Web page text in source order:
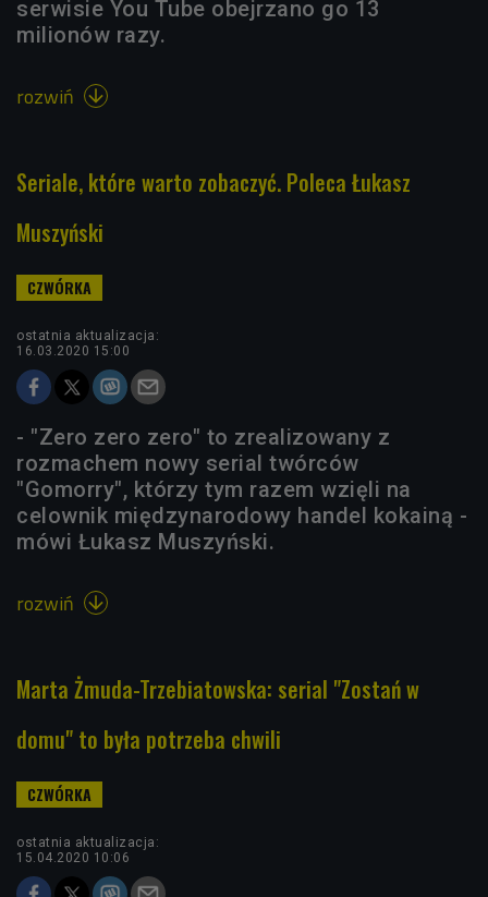
serwisie You Tube obejrzano go 13
milionów razy.
rozwiń 
Seriale, które warto zobaczyć. Poleca Łukasz
Muszyński
ostatnia aktualizacja:
16.03.2020 15:00
- "Zero zero zero" to zrealizowany z
rozmachem nowy serial twórców
"Gomorry", którzy tym razem wzięli na
celownik międzynarodowy handel kokainą -
mówi Łukasz Muszyński.
rozwiń 
Marta Żmuda-Trzebiatowska: serial "Zostań w
domu" to była potrzeba chwili
ostatnia aktualizacja:
15.04.2020 10:06